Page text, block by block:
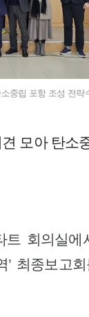
중립 포항 조성 전략
모아 탄소
회의실에
’ 최종보고